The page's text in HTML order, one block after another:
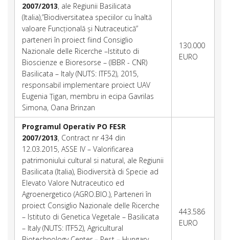
2007/2013, ale Regiunii Basilicata
(Italia),”Biodiversitatea speciilor cu înaltă
valoare Funcțională și Nutraceutică”
parteneri în proiect fiind Consiglio
Nazionale delle Ricerche –Istituto di
Bioscienze e Bioresorse – (IBBR - CNR)
Basilicata – Italy (NUTS: ITF52), 2015,
responsabil implementare proiect UAV
Eugenia Țigan, membru in ecipa Gavrilas
Simona, Oana Brinzan
130.000
EURO
Programul Operativ PO FESR
2007/2013, Contract nr 434 din
12.03.2015, ASSE IV – Valorificarea
patrimoniului cultural si natural, ale Regiunii
Basilicata (Italia), Biodiversità di Specie ad
Elevato Valore Nutraceutico ed
Agroenergetico (AGRO.BIO.), Parteneri în
proiect Consiglio Nazionale delle Ricerche
– Istituto di Genetica Vegetale – Basilicata
– Italy (NUTS: ITF52), Agricultural
443.586
EURO